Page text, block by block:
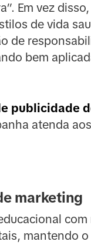
Em vez
de vida
de
bem
publicidade
atenda
marketing
mantendo